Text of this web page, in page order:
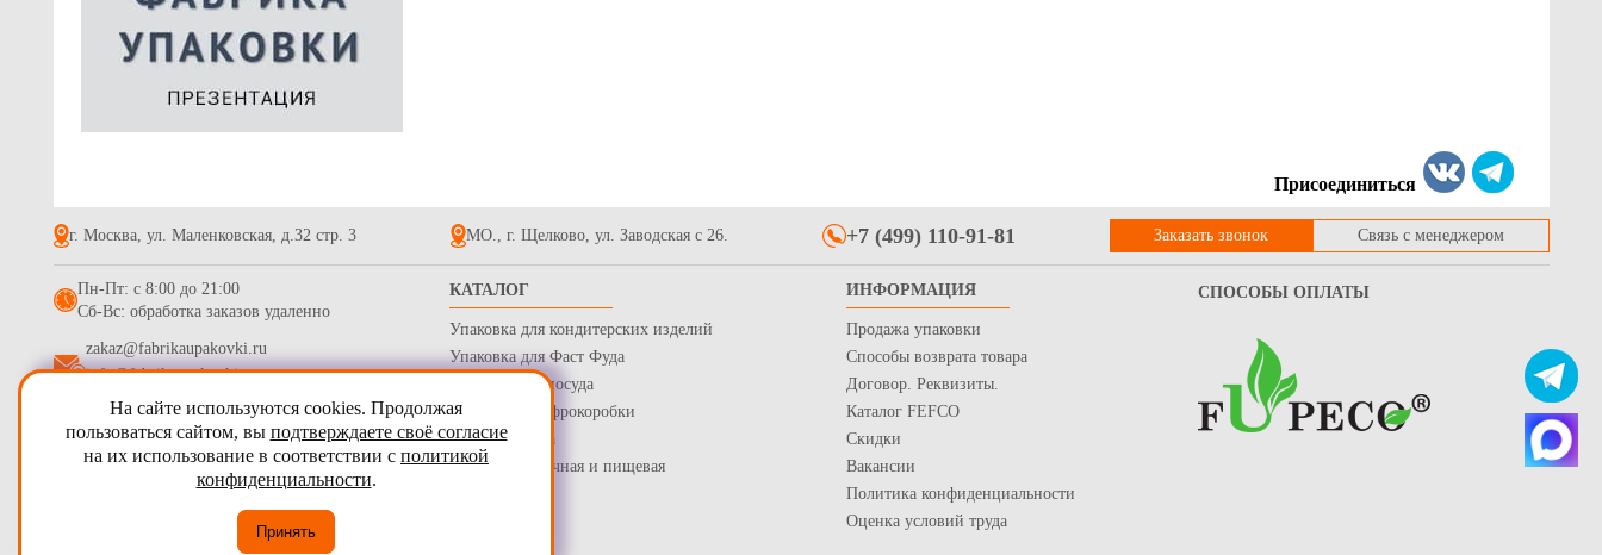
Присоединиться
г. Москва, ул. Маленковская, д.32 стр. 3 МО., г. Щелково, ул. Заводская с 26. +7 (499) 110-91-81 Заказать звонок Связь с менеджером
Пн-Пт: с 8:00 до 21:00
Сб-Вс: обработка заказов удаленно
zakaz@fabrikaupakovki.ru
info@fabrikaupakovki.ru
2009 - 2026ПТП Фабрика Упаковки
Карта сайта
Согласие на обработку персональных данных
КАТАЛОГ
Упаковка для кондитерских изделий
Упаковка для Фаст Фуда
Одноразовая посуда
Гофротара, Гофрокоробки
Стрейч пленка
Бумага оберточная и пищевая
ИНФОРМАЦИЯ
Продажа упаковки
Способы возврата товара
Договор. Реквизиты.
Каталог FEFCO
Скидки
Вакансии
Политика конфиденциальности
Оценка условий труда
СПОСОБЫ ОПЛАТЫ
На сайте используются cookies. Продолжая
пользоваться сайтом, вы подтверждаете своё согласие
на их использование в соответствии с политикой
конфиденциальности.
Принять